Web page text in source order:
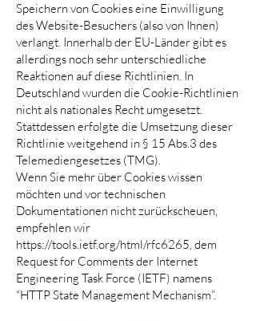
Speichern von Cookies eine Einwilligung
des Website-Besuchers (also von Ihnen)
verlangt. Innerhalb der EU-Länder gibt es
allerdings noch sehr unterschiedliche
Reaktionen auf diese Richtlinien. In
Deutschland wurden die Cookie-Richtlinien
nicht als nationales Recht umgesetzt.
Stattdessen erfolgte die Umsetzung dieser
Richtlinie weitgehend in § 15 Abs.3 des
Telemediengesetzes (TMG).
Wenn Sie mehr über Cookies wissen
möchten und vor technischen
Dokumentationen nicht zurückscheuen,
empfehlen wir
https://tools.ietf.org/html/rfc6265, dem
Request for Comments der Internet
Engineering Task Force (IETF) namens
“HTTP State Management Mechanism”.